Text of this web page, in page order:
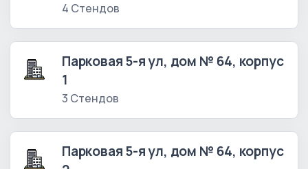
4 Стендов
Парковая 5-я ул, дом № 64, корпус
1
3 Стендов
Парковая 5-я ул, дом № 64, корпус